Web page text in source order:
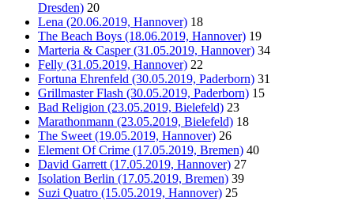
Dresden) 20
Lena (20.06.2019, Hannover) 18
The Beach Boys (18.06.2019, Hannover) 19
Marteria & Casper (31.05.2019, Hannover) 34
Felly (31.05.2019, Hannover) 22
Fortuna Ehrenfeld (30.05.2019, Paderborn) 31
Grillmaster Flash (30.05.2019, Paderborn) 15
Bad Religion (23.05.2019, Bielefeld) 23
Marathonmann (23.05.2019, Bielefeld) 18
The Sweet (19.05.2019, Hannover) 26
Element Of Crime (17.05.2019, Bremen) 40
David Garrett (17.05.2019, Hannover) 27
Isolation Berlin (17.05.2019, Bremen) 39
Suzi Quatro (15.05.2019, Hannover) 25